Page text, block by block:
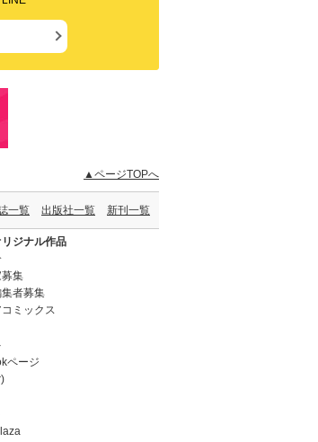
▲ページTOPへ
一覧 出版社一覧 新刊一覧
ジナル作品
集
者募集
ミックス
ページ